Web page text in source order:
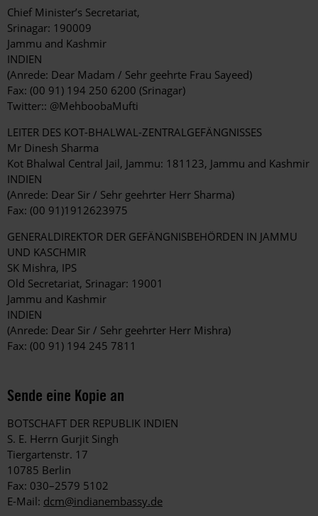
Chief Minister’s Secretariat,
Srinagar: 190009
Jammu and Kashmir
INDIEN
(Anrede: Dear Madam / Sehr geehrte Frau Sayeed)
Fax: (00 91) 194 250 6200 (Srinagar)
Twitter:: @MehboobaMufti
LEITER DES KOT-BHALWAL-ZENTRALGEFÄNGNISSES
Mr Dinesh Sharma
Kot Bhalwal Central Jail, Jammu: 181123, Jammu and Kashmir
INDIEN
(Anrede: Dear Sir / Sehr geehrter Herr Sharma)
Fax: (00 91)1912623975
GENERALDIREKTOR DER GEFÄNGNISBEHÖRDEN IN JAMMU
UND KASCHMIR
SK Mishra, IPS
Old Secretariat, Srinagar: 19001
Jammu and Kashmir
INDIEN
(Anrede: Dear Sir / Sehr geehrter Herr Mishra)
Fax: (00 91) 194 245 7811
Sende eine Kopie an
BOTSCHAFT DER REPUBLIK INDIEN
S. E. Herrn Gurjit Singh
Tiergartenstr. 17
10785 Berlin
Fax: 030–2579 5102
E-Mail: dcm@indianembassy.de